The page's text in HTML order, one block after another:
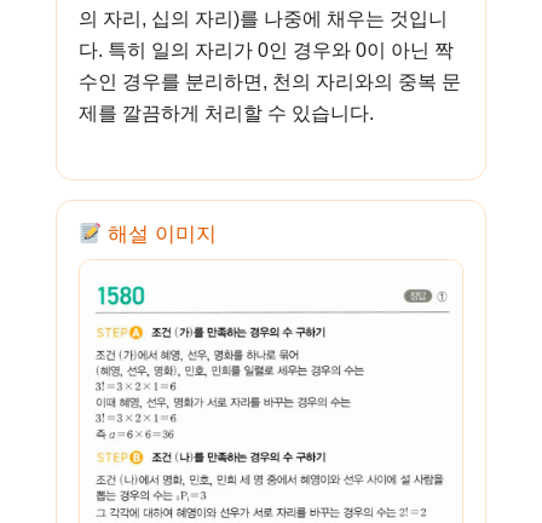
의 자리, 십의 자리)를 나중에 채우는 것입니
다. 특히 일의 자리가 0인 경우와 0이 아닌 짝
수인 경우를 분리하면, 천의 자리와의 중복 문
제를 깔끔하게 처리할 수 있습니다.
해설 이미지